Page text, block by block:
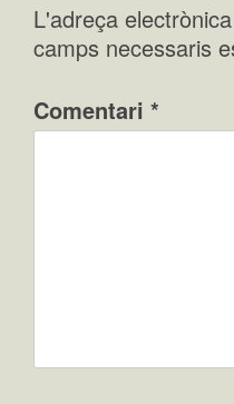
L'adreça
camps necessaris
Comentari *